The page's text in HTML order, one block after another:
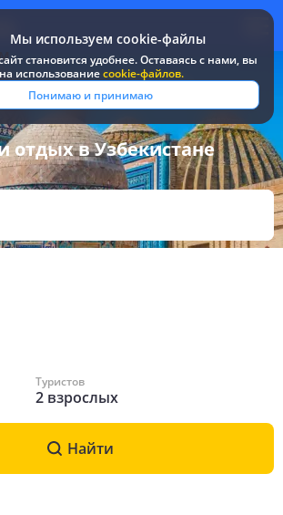
Мы используем cookie-файлы
становится удобнее. Оставаясь c нами, вы
использованиеcookie-файлов.
Понимаю и принимаю
и путевки / Узбекистан
отдых в Узбекистане
Туристов
2 взрослых
Найти